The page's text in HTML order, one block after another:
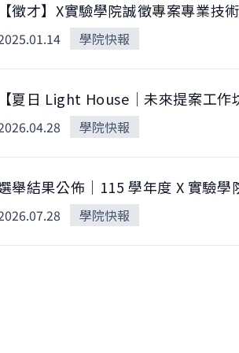
【徵才】X實驗學院誠徵專案專業技
學院快報
【夏日 Light House｜未來提案工
學院快報
舉結果公佈｜115 學年度 X 實驗學
學院快報